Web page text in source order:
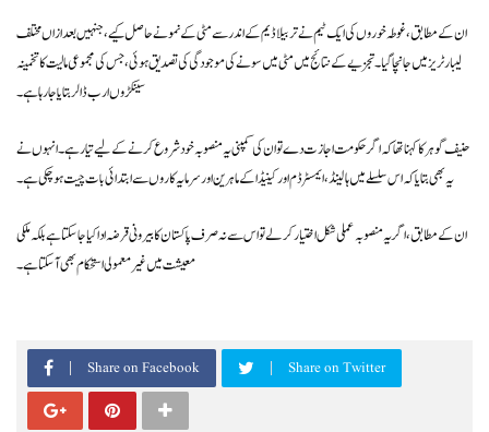
ان کے مطابق، غوطہ خوروں کی ایک ٹیم نے تربیلا ڈیم کے اندر سے مٹی کے نمونے حاصل کیے، جنہیں بعد ازاں مختلف
لیبارٹریز میں جانچا گیا۔ تجزیے کے نتائج میں مٹی میں سونے کی موجودگی کی تصدیق ہوئی، جس کی مجموعی مالیت کا تخمینہ
سینکڑوں ارب ڈالر بتایا جا رہا ہے۔
حنیف گوہر کا کہنا تھا کہ اگر حکومت اجازت دے تو ان کی کمپنی یہ منصوبہ خود شروع کرنے کے لیے تیار ہے۔ انہوں نے
یہ بھی بتایا کہ اس سلسلے میں ہالینڈ، ایمسٹرڈم اور کینیڈا کے ماہرین اور سرمایہ کاروں سے ابتدائی بات چیت ہو چکی ہے۔
ان کے مطابق، اگر یہ منصوبہ عملی شکل اختیار کر لے تو اس سے نہ صرف پاکستان کا بیرونی قرضہ ادا کیا جا سکتا ہے بلکہ ملکی
معیشت میں غیر معمولی استحکام بھی آ سکتا ہے۔
Share on Facebook Share on Twitter